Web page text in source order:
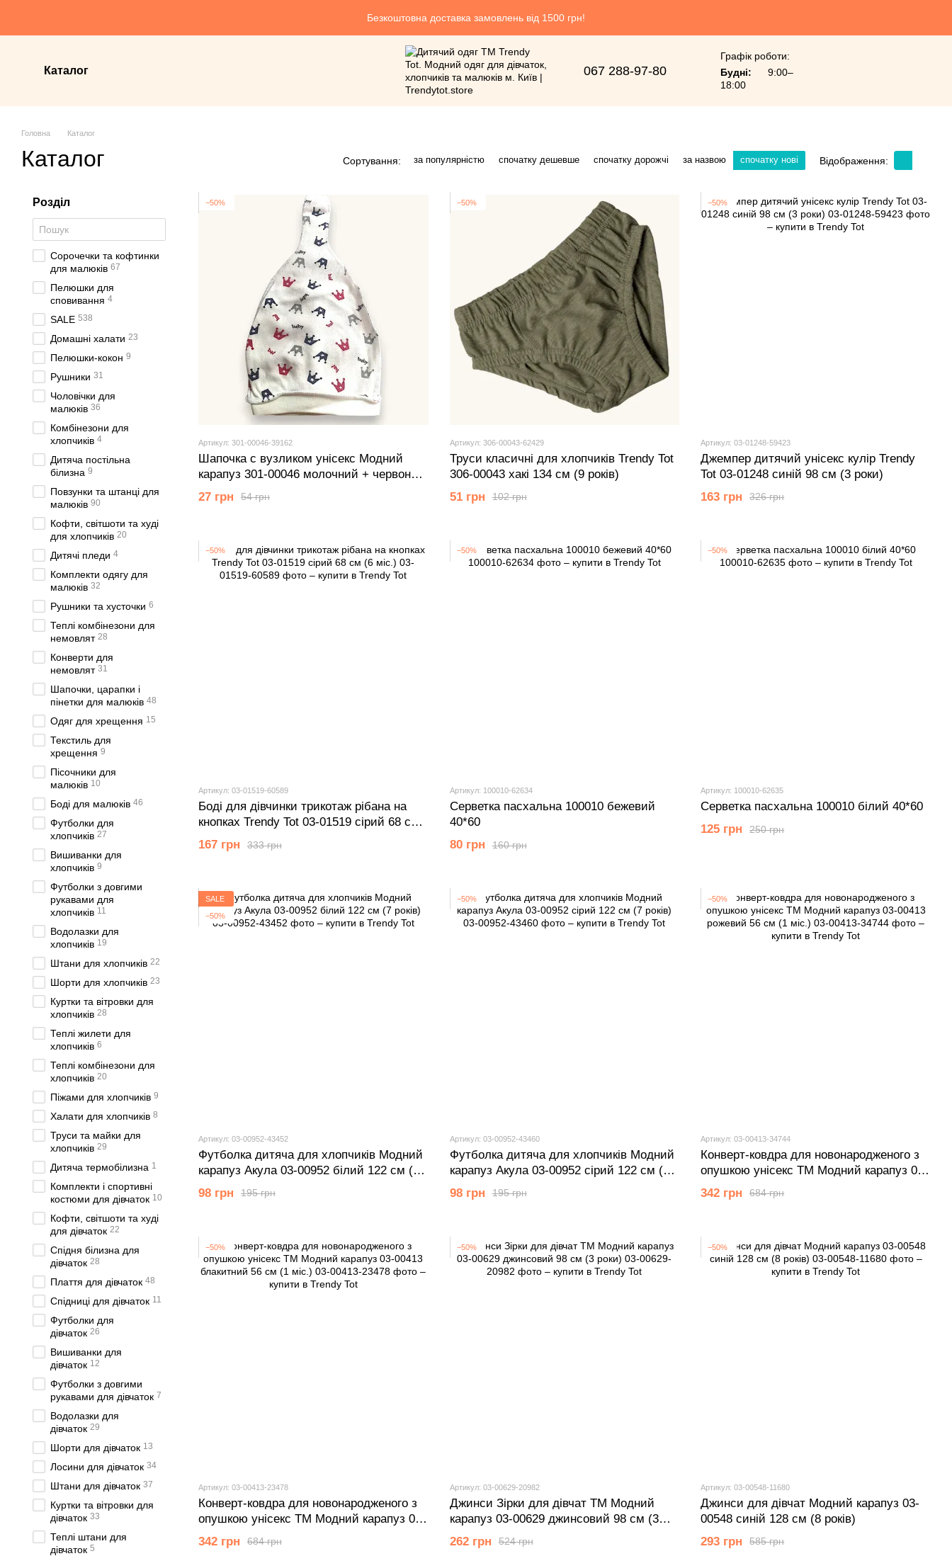
Безкоштовна доставка замовлень від 1500 грн!
Каталог 067 288-97-80
Графік роботи:
Будні:
9:00–
18:00
Головна Каталог
Каталог Сортування: за популярністю спочатку дешевше спочатку дорожчі за назвою спочатку нові Відображення:
−50%
Артикул: 301-00046-39162
Шапочка c вузликом унісекс Модний
карапуз 301-00046 молочний + червоний
44 см (6-9 міс.)
54 грн
27 грн
−50%
Артикул: 306-00043-62429
Труси класичні для хлопчиків Trendy Tot
306-00043 хакі 134 см (9 років)
102 грн
51 грн
−50%
Артикул: 03-01248-59423
Джемпер дитячий унісекс кулір Trendy
Tot 03-01248 синій 98 см (3 роки)
326 грн
163 грн
−50%
Артикул: 03-01519-60589
Боді для дівчинки трикотаж рібана на
кнопках Trendy Tot 03-01519 сірий 68 см
(6 мiс.)
333 грн
167 грн
−50%
Артикул: 100010-62634
Серветка пасхальна 100010 бежевий
40*60
160 грн
80 грн
−50%
Артикул: 100010-62635
Серветка пасхальна 100010 білий 40*60
250 грн
125 грн
SALE
−50%
Артикул: 03-00952-43452
Футболка дитяча для хлопчиків Модний
карапуз Акула 03-00952 білий 122 см (7
років)
195 грн
98 грн
−50%
Артикул: 03-00952-43460
Футболка дитяча для хлопчиків Модний
карапуз Акула 03-00952 сірий 122 см (7
років)
195 грн
98 грн
−50%
Артикул: 03-00413-34744
Конверт-ковдра для новонародженого з
опушкою унісекс ТМ Модний карапуз 03-
00413 рожевий 56 см (1 мiс.)
684 грн
342 грн
−50%
Артикул: 03-00413-23478
Конверт-ковдра для новонародженого з
опушкою унісекс ТМ Модний карапуз 03-
00413 блакитний 56 см (1 мiс.)
684 грн
342 грн
−50%
Артикул: 03-00629-20982
Джинси Зірки для дівчат ТМ Модний
карапуз 03-00629 джинсовий 98 см (3
роки)
524 грн
262 грн
−50%
Артикул: 03-00548-11680
Джинси для дівчат Модний карапуз 03-
00548 синій 128 см (8 років)
585 грн
293 грн
Розділ
Сорочечки та кофтинки
для малюків 67
Пелюшки для
сповивання 4
SALE 538
Домашні халати 23
Пелюшки-кокон 9
Рушники 31
Чоловічки для
малюків 36
Комбінезони для
хлопчиків 4
Дитяча постільна
білизна 9
Повзунки та штанці для
малюків 90
Кофти, світшоти та худі
для хлопчиків 20
Дитячі пледи 4
Комплекти одягу для
малюків 32
Рушники та хусточки 6
Теплі комбінезони для
немовлят 28
Конверти для
немовлят 31
Шапочки, царапки і
пінетки для малюків 48
Одяг для хрещення 15
Текстиль для
хрещення 9
Пісочники для
малюків 10
Боді для малюків 46
Футболки для
хлопчиків 27
Вишиванки для
хлопчиків 9
Футболки з довгими
рукавами для
хлопчиків 11
Водолазки для
хлопчиків 19
Штани для хлопчиків 22
Шорти для хлопчиків 23
Куртки та вітровки для
хлопчиків 28
Теплі жилети для
хлопчиків 6
Теплі комбінезони для
хлопчиків 20
Піжами для хлопчиків 9
Халати для хлопчиків 8
Труси та майки для
хлопчиків 29
Дитяча термобілизна 1
Комплекти і спортивні
костюми для дівчаток 10
Кофти, світшоти та худі
для дівчаток 22
Спідня білизна для
дівчаток 28
Плаття для дівчаток 48
Спідниці для дівчаток 11
Футболки для
дівчаток 26
Вишиванки для
дівчаток 12
Футболки з довгими
рукавами для дівчаток 7
Водолазки для
дівчаток 29
Шорти для дівчаток 13
Лосини для дівчаток 34
Штани для дівчаток 37
Куртки та вітровки для
дівчаток 33
Теплі штани для
дівчаток 5